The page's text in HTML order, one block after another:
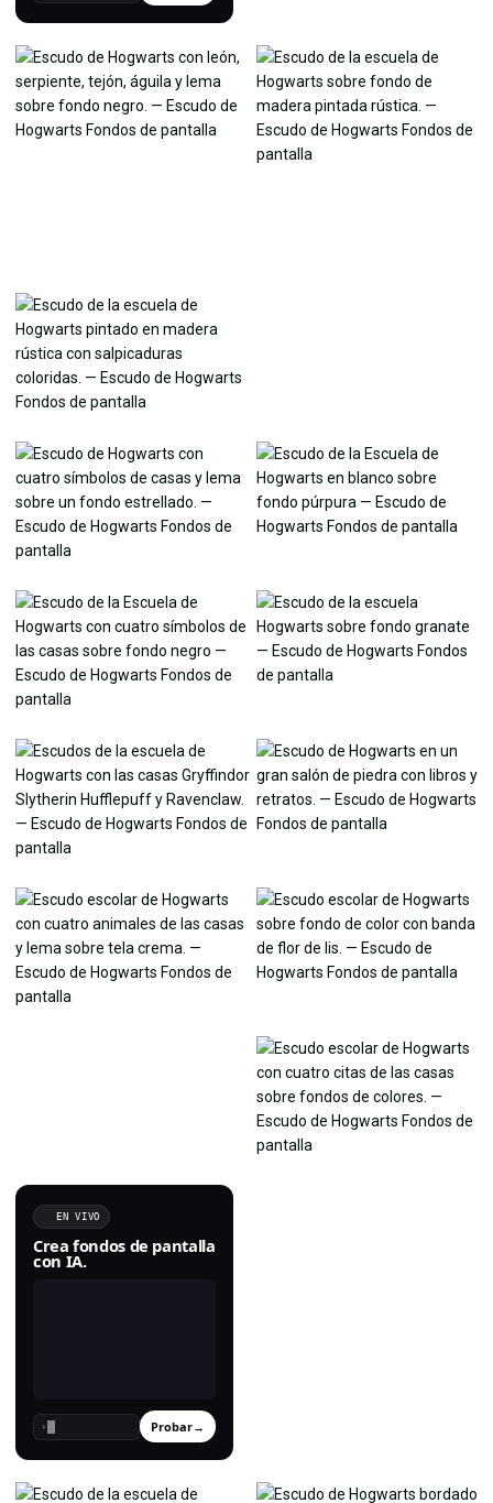
EN VIVO
Crea fondos de pantalla
con IA.
› Probar→